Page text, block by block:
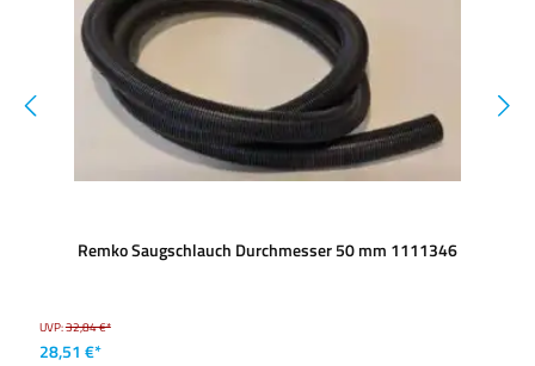
Remko Saugschlauch Durchmesser 50 mm 1111346
UVP:32,84 €*
28,51 €*